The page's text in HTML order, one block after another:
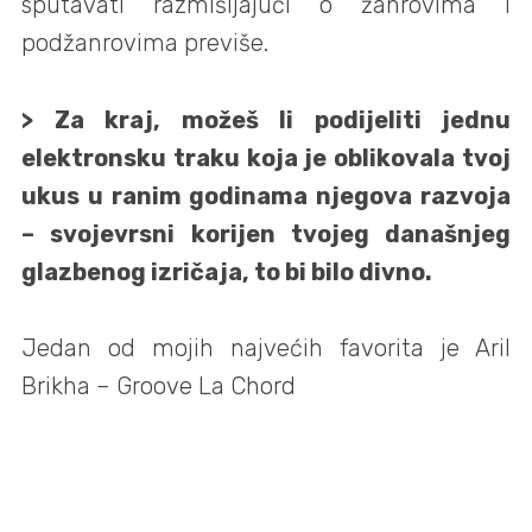
podžanrovima previše.
> Za kraj, možeš li podijeliti jednu
elektronsku traku koja je oblikovala tvoj
ukus u ranim godinama njegova razvoja
– svojevrsni korijen tvojeg današnjeg
glazbenog izričaja, to bi bilo divno.
Jedan od mojih najvećih favorita je Aril
Brikha – Groove La Chord